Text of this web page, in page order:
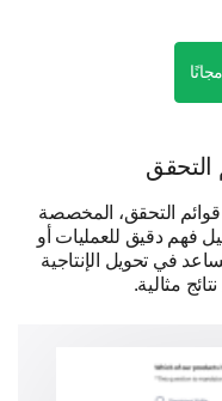
Please,
التحقق
قوائم التحقق، المخصصة
فهم دقيق للعمليات أو
في تحويل الإنتاجية
مثالية.